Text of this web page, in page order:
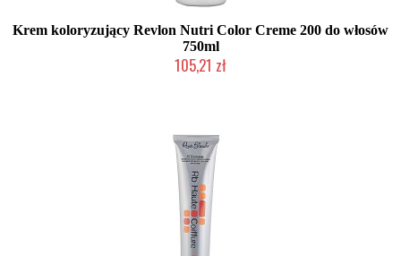
Krem koloryzujący Revlon Nutri Color Creme 200 do włosów
750ml
105,21 zł